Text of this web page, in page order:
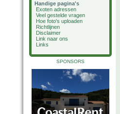
Handige pagina's
Exoten adressen
Veel gestelde vragen
Hoe foto's uploaden
Richtlijnen
Disclaimer
Link naar ons
Links
SPONSORS